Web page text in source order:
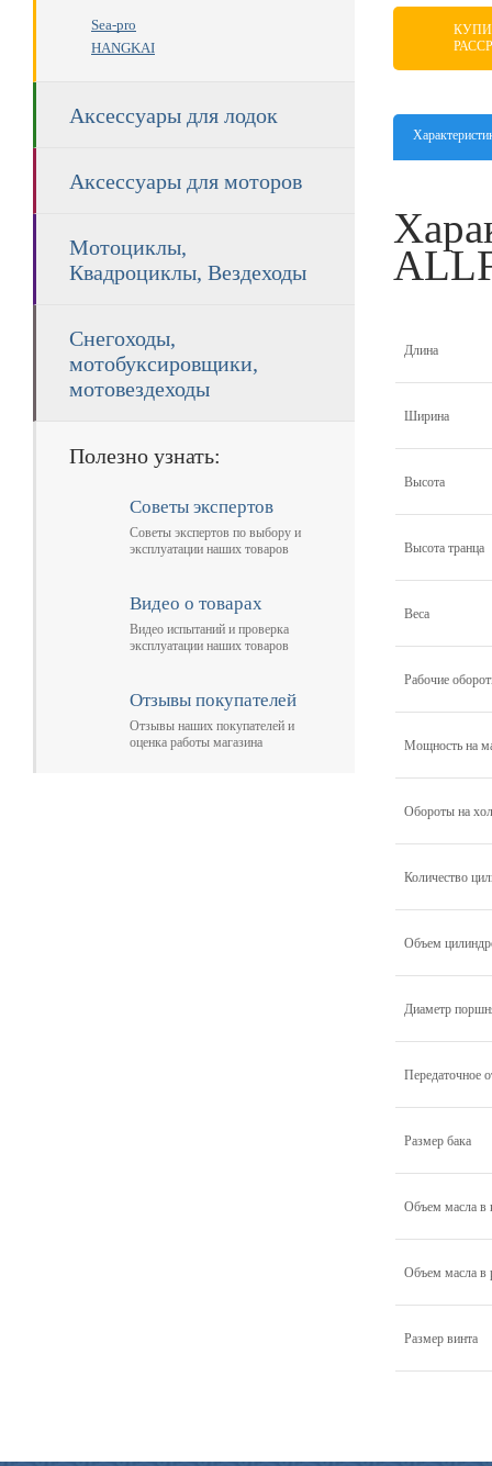
Sea-pro
HANGKAI
Аксессуары для лодок
Аксессуары для моторов
Мотоциклы,
Квадроциклы, Вездеходы
Снегоходы,
мотобуксировщики,
мотовездеходы
Полезно узнать:
Советы экспертов
Советы экспертов по выбору и
эксплуатации наших товаров
Видео о товарах
Видео испытаний и проверка
эксплуатации наших товаров
Отзывы покупателей
Отзывы наших покупателей и
оценка работы магазина
Длина
Ширина
Высота
Высота транца
Веса
Рабочие
Мощность на
Обороты на
Количество
Объем
Диаметр
Передаточное
Размер бака
Объем масла в
Объем масла в
Размер винта